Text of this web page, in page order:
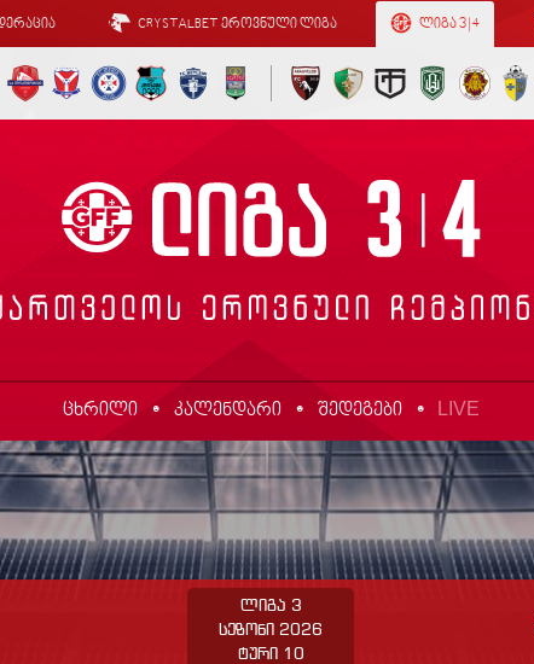
CRYSTALBET ეროვნული ლიგა ლიგა 3 | 4
ცხრილი კალენდარი შედეგები LIVE
ლიგა 3
სეზონი 2026
ტური 10